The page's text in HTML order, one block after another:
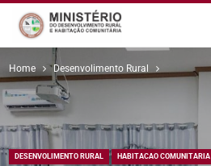
content
Home Desenvolimento Rural
DESENVOLIMENTO RURAL HABITACAO COMUNITARIA